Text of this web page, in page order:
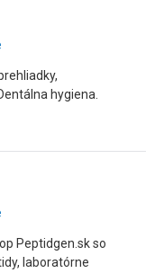
hygiena.
Peptidgen.sk so
laboratórne